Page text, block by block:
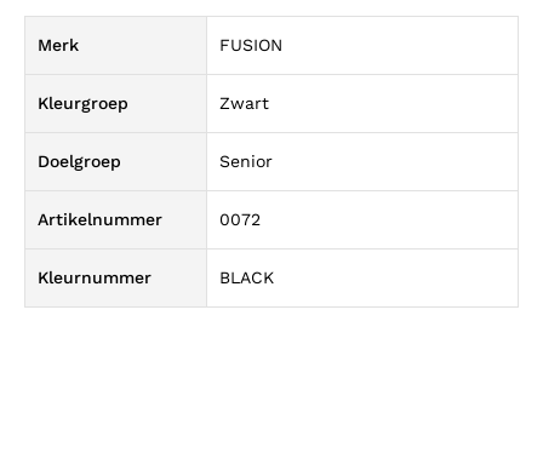
Merk FUSION
Kleurgroep Zwart
Doelgroep Senior
Artikelnummer 0072
Kleurnummer BLACK